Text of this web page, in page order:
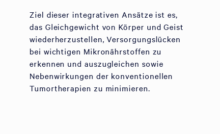
Ziel dieser integrativen Ansätze ist es,
das Gleichgewicht von Körper und Geist
wiederherzustellen, Versorgungslücken
bei wichtigen Mikronährstoffen zu
erkennen und auszugleichen sowie
Nebenwirkungen der konventionellen
Tumortherapien zu minimieren.